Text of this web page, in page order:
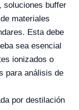
soluciones buffer
materiales
Esta debe
sea esencial
ionizados o
para análisis de
por destilación